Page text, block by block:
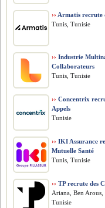
›› Armatis recrute
Tunis, Tunisie
›› Industrie
Collaborateurs
Tunis, Tunisie
›› Concentrix
Appels
Tunisie
›› IKI Assurance
Mutuelle Santé
Tunis, Tunisie
›› TP recrute des
Ariana, Ben Arous,
Tunisie